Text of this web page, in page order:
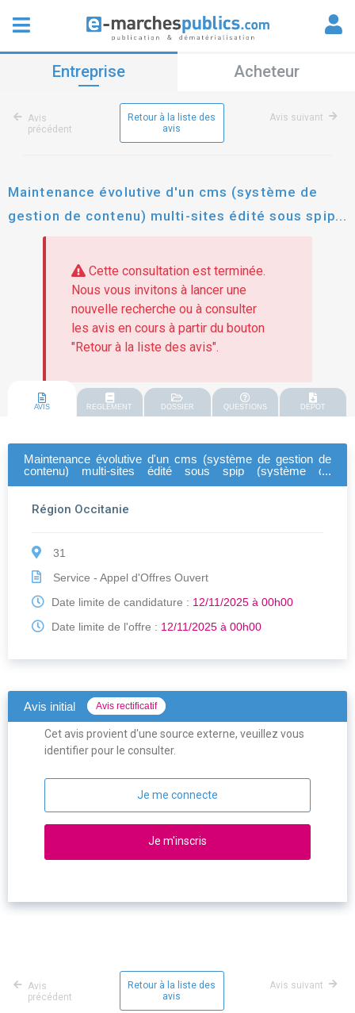
Entreprise Acheteur
Avis
précédent
Retour à la liste des
avis
Avis suivant
Maintenance évolutive d'un cms (système de
gestion de contenu) multi-sites édité sous spip
(système de publication pour l'internet
partagé\participatif) pour le compte de la région
Cette consultation est terminée.
Nous vous invitons à lancer une
nouvelle recherche ou à consulter
les avis en cours à partir du bouton
"Retour à la liste des avis".
AVIS REGLEMENT DOSSIER QUESTIONS DEPOT
Maintenance évolutive d'un cms (système de gestion de
contenu) multi-sites édité sous spip (système de
Région Occitanie
31
Service - Appel d'Offres Ouvert
Date limite de candidature : 12/11/2025 à 00h00
Date limite de l'offre : 12/11/2025 à 00h00
Avis initial Avis rectificatif
Cet avis provient d'une source externe, veuillez vous
identifier pour le consulter.
Je me connecte
Je m'inscris
Avis
précédent
Retour à la liste des
avis
Avis suivant